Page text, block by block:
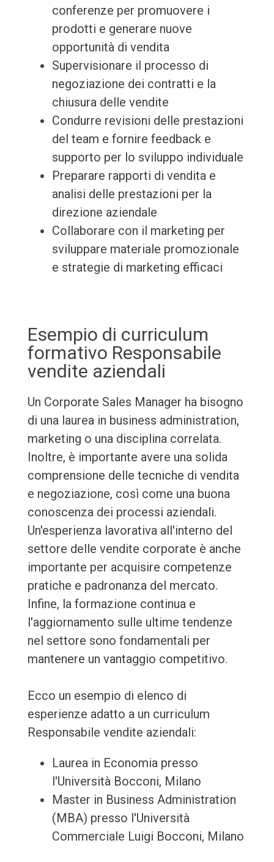
conferenze per promuovere i
prodotti e generare nuove
opportunità di vendita
Supervisionare il processo di
negoziazione dei contratti e la
chiusura delle vendite
Condurre revisioni delle prestazioni
del team e fornire feedback e
supporto per lo sviluppo individuale
Preparare rapporti di vendita e
analisi delle prestazioni per la
direzione aziendale
Collaborare con il marketing per
sviluppare materiale promozionale
e strategie di marketing efficaci
Esempio di curriculum
formativo Responsabile
vendite aziendali
Un Corporate Sales Manager ha bisogno
di una laurea in business administration,
marketing o una disciplina correlata.
Inoltre, è importante avere una solida
comprensione delle tecniche di vendita
e negoziazione, così come una buona
conoscenza dei processi aziendali.
Un'esperienza lavorativa all'interno del
settore delle vendite corporate è anche
importante per acquisire competenze
pratiche e padronanza del mercato.
Infine, la formazione continua e
l'aggiornamento sulle ultime tendenze
nel settore sono fondamentali per
mantenere un vantaggio competitivo.
Ecco un esempio di elenco di
esperienze adatto a un curriculum
Responsabile vendite aziendali:
Laurea in Economia presso
l'Università Bocconi, Milano
Master in Business Administration
(MBA) presso l'Università
Commerciale Luigi Bocconi, Milano